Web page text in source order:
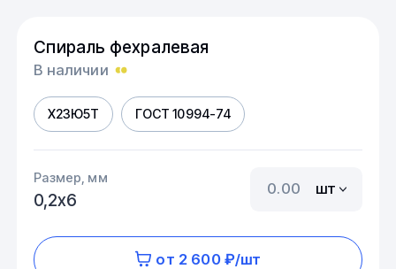
Спираль фехралевая
В наличии
Х23Ю5Т ГОСТ 10994-74
Размер, мм
0,2х6
шт
от 2 600 ₽/шт